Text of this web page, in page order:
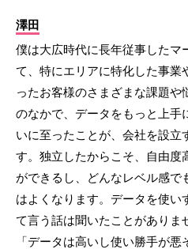
澤田
僕は大広時代に長年従事したマ
て、特にエリアに特化した事業
ったお客様のさまざまな課題や
のなかで、データをもっと上手
いに至ったことが、会社を設立
す。独立したからこそ、自由度
ができるし、どんなレベル感で
はよくなります。データを使い
て言う話は聞いたことがありま
「データは高いし使い勝手が